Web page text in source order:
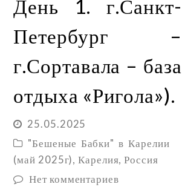
День 1. г.Санкт-
Петербург –
г.Сортавала – база
отдыха «Ригола»).
25.05.2025
"Бешеные Бабки" в Карелии
(май 2025г),Карелия,Россия
Нет комментариев